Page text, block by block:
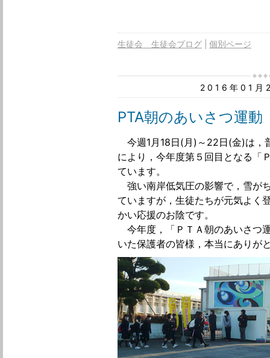
生徒会 生徒会ブログ 個別ページ
2016年01月
PTA朝のあいさつ運動
今週1月18日(月)～22日(金)は，
により，今年度第５回目となる「
ています。
強い南岸低気圧の影響で，雪が
ていますが，生徒たちが元気よく
かい応援のお陰です。
今年度，「ＰＴＡ朝のあいさつ
いた保護者の皆様，本当にありが